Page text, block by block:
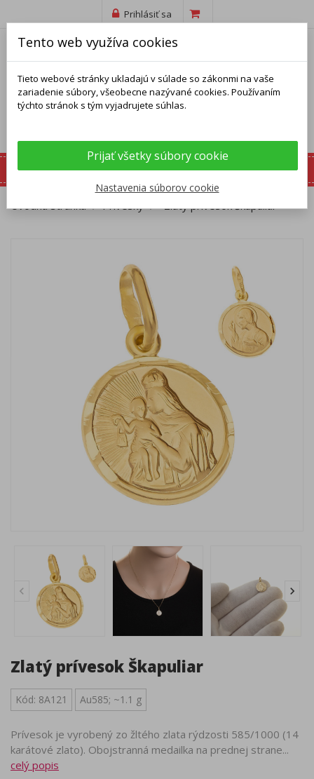
Prihlásiť sa
Úvodná stránka Prívesky Zlatý prívesok Škapuliar
Zlatý prívesok Škapuliar
Kód: 8A121 Au585; ~1.1 g
Prívesok je vyrobený zo žltého zlata rýdzosti 585/1000 (14
karátové zlato). Obojstranná medailka na prednej strane...
celý popis
Tento web využíva cookies
Tieto webové stránky ukladajú v súlade so zákonmi na vaše
zariadenie súbory, všeobecne nazývané cookies. Používaním
týchto stránok s tým vyjadrujete súhlas.
Prijať všetky súbory cookie
Nastavenia súborov cookie